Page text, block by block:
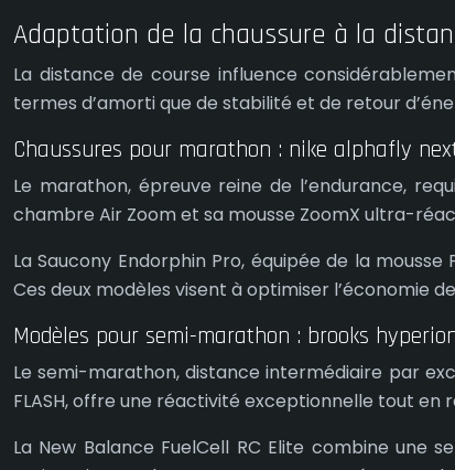
Adaptation de la chaussure à la
La distance de course influence
termes d’amorti que de stabilité et de retour
Chaussures pour marathon : nike alphafly
Le marathon, épreuve reine de l’endurance,
chambre Air Zoom et sa mousse ZoomX ultra-
La Saucony Endorphin Pro, équipée de la
Ces deux modèles visent à optimiser l’économie
Modèles pour semi-marathon : brooks
Le semi-marathon, distance intermédiaire par
FLASH, offre une réactivité exceptionnelle tout en
La New Balance FuelCell RC Elite combine une